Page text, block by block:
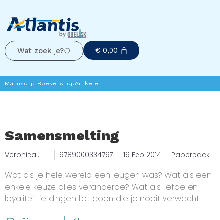
Wat zoek je? € 0,00
ManuscriptBoekenshopArtikelen
Samensmelting
Veronica
9789000334797 19 Feb 2014 Paperback
Wat als je hele wereld een leugen was? Wat als een
enkele keuze alles veranderde? Wat als liefde en
loyaliteit je dingen liet doen die je nooit verwacht